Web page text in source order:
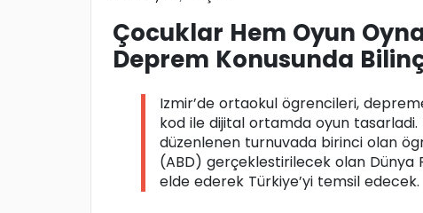
Çocuklar Hem Oyun
Deprem Konusunda
Izmir’de ortaokul ögrencileri,
kod ile dijital ortamda oyun
düzenlenen turnuvada birinci olan
(ABD) gerçeklestirilecek olan
elde ederek Türkiye’yi temsil edecek.